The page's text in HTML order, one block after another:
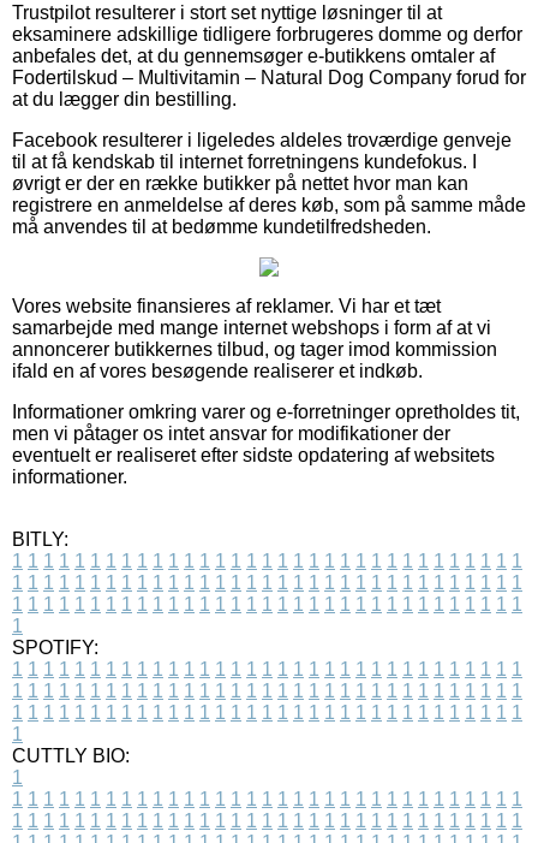
Trustpilot resulterer i stort set nyttige løsninger til at
eksaminere adskillige tidligere forbrugeres domme og derfor
anbefales det, at du gennemsøger e-butikkens omtaler af
Fodertilskud – Multivitamin – Natural Dog Company forud for
at du lægger din bestilling.
Facebook resulterer i ligeledes aldeles troværdige genveje
til at få kendskab til internet forretningens kundefokus. I
øvrigt er der en række butikker på nettet hvor man kan
registrere en anmeldelse af deres køb, som på samme måde
må anvendes til at bedømme kundetilfredsheden.
Vores website finansieres af reklamer. Vi har et tæt
samarbejde med mange internet webshops i form af at vi
annoncerer butikkernes tilbud, og tager imod kommission
ifald en af vores besøgende realiserer et indkøb.
Informationer omkring varer og e-forretninger opretholdes tit,
men vi påtager os intet ansvar for modifikationer der
eventuelt er realiseret efter sidste opdatering af websitets
informationer.
BITLY:
1 1 1 1 1 1 1 1 1 1 1 1 1 1 1 1 1 1 1 1 1 1 1 1 1 1 1 1 1 1 1 1 1
1 1 1 1 1 1 1 1 1 1 1 1 1 1 1 1 1 1 1 1 1 1 1 1 1 1 1 1 1 1 1 1 1
1 1 1 1 1 1 1 1 1 1 1 1 1 1 1 1 1 1 1 1 1 1 1 1 1 1 1 1 1 1 1 1 1
1
SPOTIFY:
1 1 1 1 1 1 1 1 1 1 1 1 1 1 1 1 1 1 1 1 1 1 1 1 1 1 1 1 1 1 1 1 1
1 1 1 1 1 1 1 1 1 1 1 1 1 1 1 1 1 1 1 1 1 1 1 1 1 1 1 1 1 1 1 1 1
1 1 1 1 1 1 1 1 1 1 1 1 1 1 1 1 1 1 1 1 1 1 1 1 1 1 1 1 1 1 1 1 1
1
CUTTLY BIO:
1
1 1 1 1 1 1 1 1 1 1 1 1 1 1 1 1 1 1 1 1 1 1 1 1 1 1 1 1 1 1 1 1 1
1 1 1 1 1 1 1 1 1 1 1 1 1 1 1 1 1 1 1 1 1 1 1 1 1 1 1 1 1 1 1 1 1